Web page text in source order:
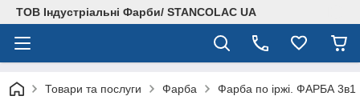
ТОВ Індустріальні Фарби/ STANCOLAC UA
Товари та послуги Фарба Фарба по іржі. ФАРБА 3в1